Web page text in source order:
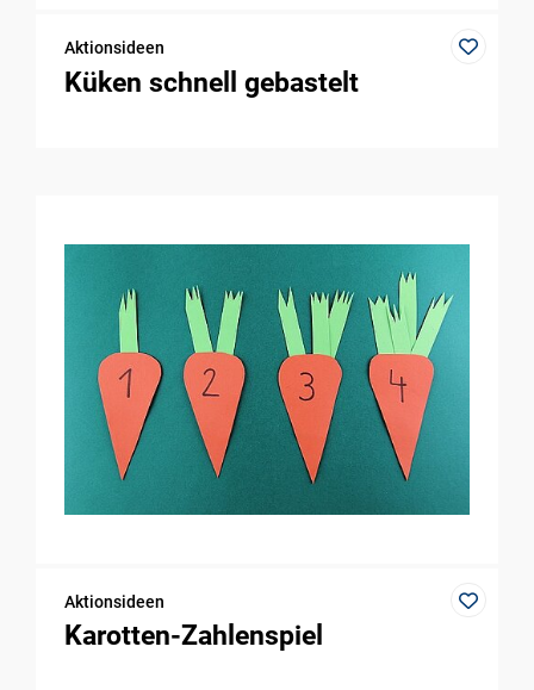
Aktionsideen
Küken schnell gebastelt
Aktionsideen
Karotten-Zahlenspiel